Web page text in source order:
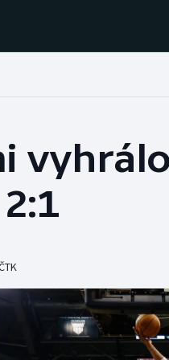
Baseball a softbal
Boby a skeleton
Box